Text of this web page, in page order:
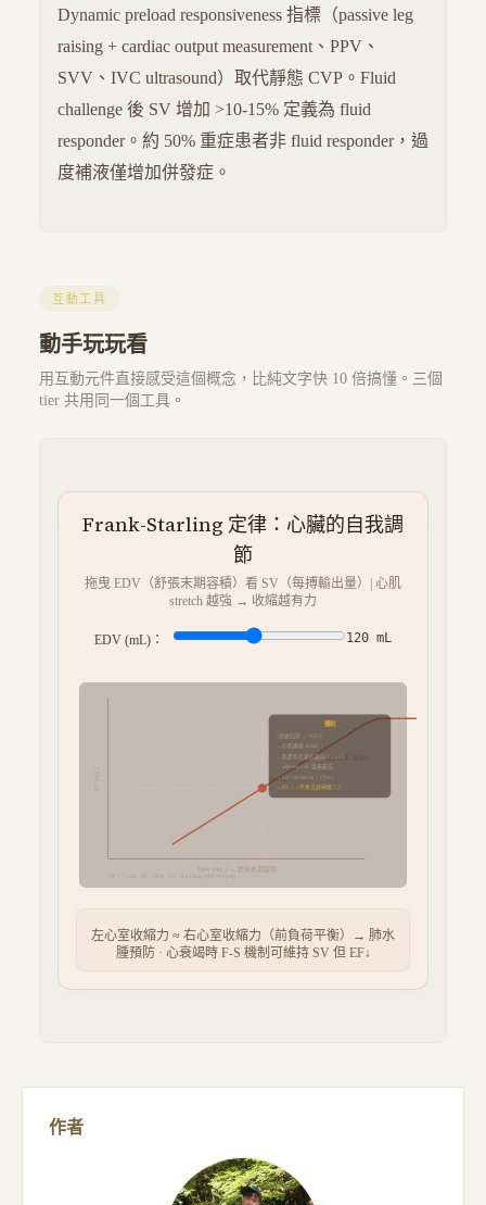
Dynamic preload responsiveness 指標（passive leg
raising + cardiac output measurement、PPV、
SVV、IVC ultrasound）取代靜態 CVP。Fluid
challenge 後 SV 增加 >10-15% 定義為 fluid
responder。約 50% 重症患者非 fluid responder，過
度補液僅增加併發症。
互動工具
動手玩玩看
用互動元件直接感受這個概念，比純文字快 10 倍搞懂。三個
tier 共用同一個工具。
Frank-Starling 定律：心臟的自我調
節
拖曳 EDV（舒張末期容積）看 SV（每搏輸出量）| 心肌
stretch 越強 → 收縮越有力
EDV (mL)： 120 mL
EDV (mL) — 舒張末期容積
SV (mL) SV=71
過度伸展→收縮力↓
SV = mL · EF = % · CO = 4.9 L/min (HR 70 bpm)
機制
↑靜脈回流 → ↑EDV
→ 心肌纖維 stretch ↑
→ 肌節長度趨近最佳(2.2μm)
→ actin/myosin 重疊最佳
→ Ca²⁺ sensitivity ↑ (TnC)
→ SV ↑（不需交感神經！）
左心室收縮力 ≈ 右心室收縮力（前負荷平衡）→ 肺水
腫預防 · 心衰竭時 F-S 機制可維持 SV 但 EF↓
作者